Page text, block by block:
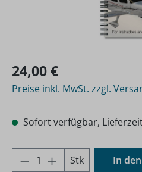
Regulärer Preis:
24,00 €
Preise inkl. MwSt. zzgl.
Sofort verfügbar,
Produkt Anzahl:
Stk In